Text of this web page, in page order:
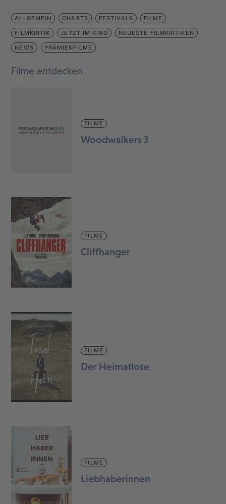
ALLGEMEIN CHARTS FESTIVALS FILME
FILMKRITIK JETZT IM KINO NEUESTE FILMKRITIKEN
NEWS PRÄMIENFILME
Filme entdecken
FILME
Woodwalkers 3
FILME
Cliffhanger
FILME
Der Heimatlose
FILME
Liebhaberinnen